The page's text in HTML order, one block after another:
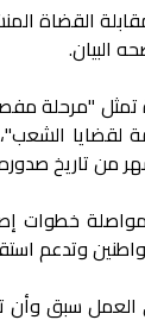
القضاة
البيان.
"مرحلة
لقضايا
من تاريخ
خطوات
وتدعم